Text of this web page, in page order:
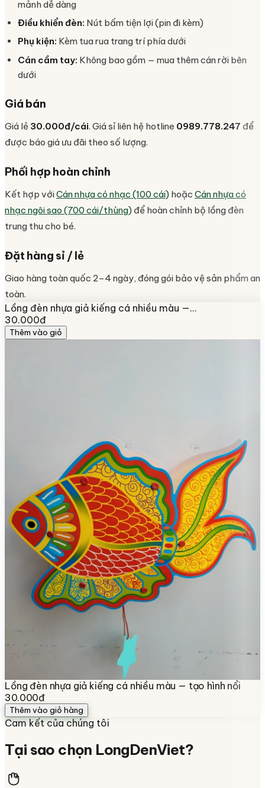
mảnh dễ dàng
Điều khiển đèn: Nút bấm tiện lợi (pin đi kèm)
Phụ kiện: Kèm tua rua trang trí phía dưới
Cán cầm tay: Không bao gồm — mua thêm cán rời bên
dưới
Giá bán
Giá lẻ 30.000đ/cái. Giá sỉ liên hệ hotline 0989.778.247 để
được báo giá ưu đãi theo số lượng.
Phối hợp hoàn chỉnh
Kết hợp vớiCán nhựa có nhạc (100 cái) hoặc Cán nhựa có
nhạc ngôi sao (700 cái/thùng) để hoàn chỉnh bộ lồng đèn
trung thu cho bé.
Đặt hàng sỉ / lẻ
Giao hàng toàn quốc 2–4 ngày, đóng gói bảo vệ sản phẩm an
toàn.
Lồng đèn nhựa giả kiếng cá nhiều màu —…
30.000đ
Thêm vào giỏ
Lồng đèn nhựa giả kiếng cá nhiều màu — tạo hình nổi
30.000đ
Thêm vào giỏ hàng
Cam kết của chúng tôi
Tại sao chọn LongDenViet?